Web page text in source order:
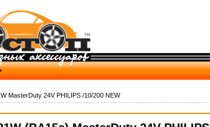
MasterDuty 24V PHILIPS /10/200 NEW